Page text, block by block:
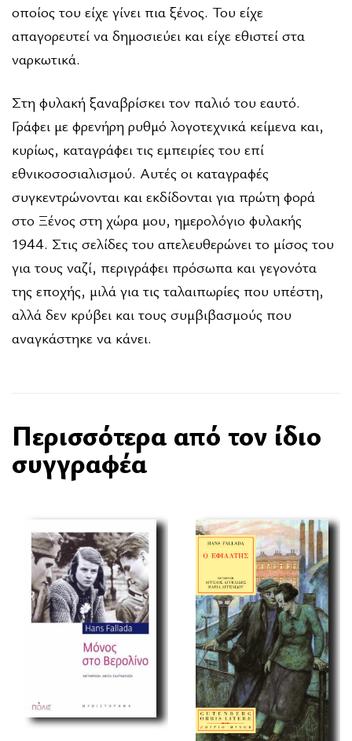
οποίος του είχε γίνει πια ξένος. Του είχε
απαγορευτεί να δημοσιεύει και είχε εθιστεί στα
ναρκωτικά.
Στη φυλακή ξαναβρίσκει τον παλιό του εαυτό.
Γράφει με φρενήρη ρυθμό λογοτεχνικά κείμενα και,
κυρίως, καταγράφει τις εμπειρίες του επί
εθνικοσοσιαλισμού. Αυτές οι καταγραφές
συγκεντρώνονται και εκδίδονται για πρώτη φορά
στο Ξένος στη χώρα μου, ημερολόγιο φυλακής
1944. Στις σελίδες του απελευθερώνει το μίσος του
για τους ναζί, περιγράφει πρόσωπα και γεγονότα
της εποχής, μιλά για τις ταλαιπωρίες που υπέστη,
αλλά δεν κρύβει και τους συμβιβασμούς που
αναγκάστηκε να κάνει.
Περισσότερα από τον ίδιο
συγγραφέα